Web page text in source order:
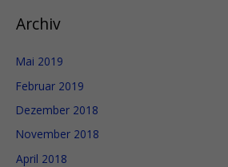
:Archiv
Mai 2019
Februar 2019
Dezember 2018
November 2018
April 2018